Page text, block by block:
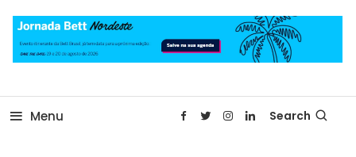
Prefeitos & Governantes
Menu Search